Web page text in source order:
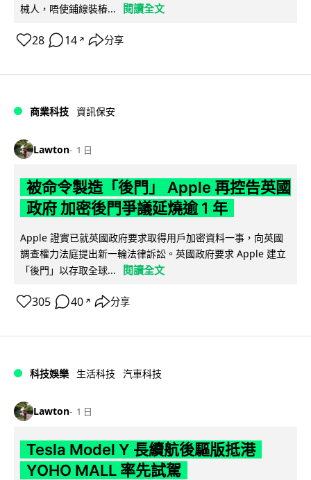
械人，唔使鋪線裝樁...
閱讀全文
28 14 ↗ 分享
商業科技 資訊保安
Lawton 1 日
被命令製造「後門」 Apple 再控告英國
政府 加密後門爭議延燒逾 1 年
Apple 證實已就英國政府要求取得用戶加密資料一事，向英國
調查權力法庭提出新一輪法律訴訟。英國政府要求 Apple 建立
「後門」以存取全球...
閱讀全文
305 40 ↗ 分享
科技娛樂 生活科技 汽車科技
Lawton 1 日
Tesla Model Y 長續航後驅版抵港
YOHO MALL 率先試駕